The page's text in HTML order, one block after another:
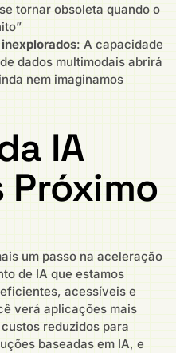
tornar obsoleta quando o
: A capacidade
dados multimodais abrirá
nem imaginamos
IA
Próximo
um passo na aceleração
de IA que estamos
acessíveis e
verá aplicações mais
reduzidos para
baseadas em IA, e